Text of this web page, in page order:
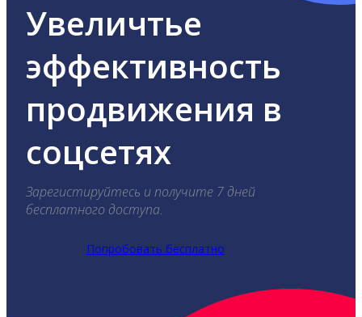
Увеличтье
эффективность
продвижения в
соцсетях
Зарегистируйтесь и получите 7 дней
бесплатного доступа.
Попробовать бесплатно